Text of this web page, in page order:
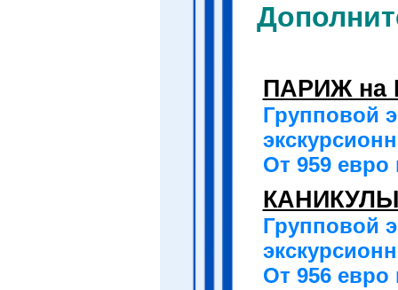
ПАРИЖ на
Групповой
От 959 евро
Групповой
От 956 евро